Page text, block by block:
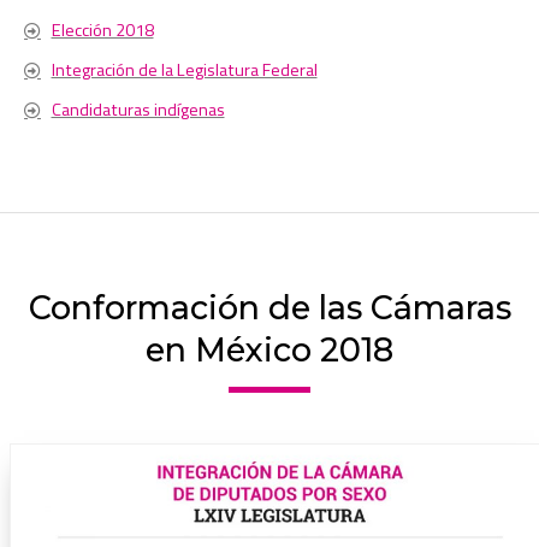
Elección 2018
Integración de la Legislatura Federal
Candidaturas indígenas
Conformación de las Cámaras
en México 2018